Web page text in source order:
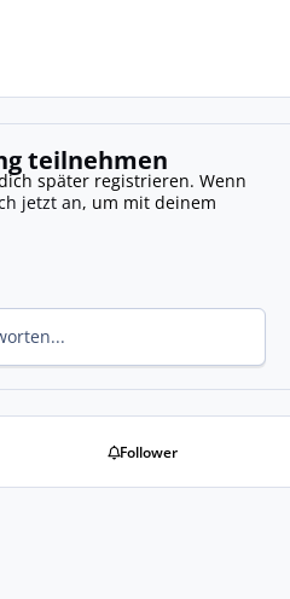
teilnehmen
später registrieren. Wenn
jetzt an, um mit deinem
Follower